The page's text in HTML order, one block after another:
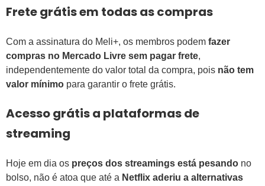
Frete grátis em todas as compras
Com a assinatura do Meli+, os membros podem fazer
compras no Mercado Livre sem pagar frete,
independentemente do valor total da compra, pois não tem
valor mínimo para garantir o frete grátis.
Acesso grátis a plataformas de
streaming
Hoje em dia os preços dos streamings está pesando no
bolso, não é atoa que até a Netflix aderiu a alternativas